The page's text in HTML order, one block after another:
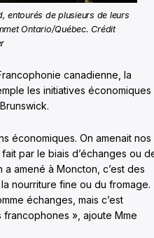
entourés de plusieurs de leurs
Ontario/Québec. Crédit
canadienne, la
les initiatives économiques
économiques. On amenait nos
par le biais d’échanges ou
a amené à Moncton, c’est des
nourriture fine ou du fromage.
échanges, mais c’est
francophones », ajoute Mme